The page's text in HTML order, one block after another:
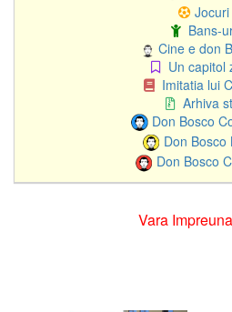
Jocuri
Bans-
Cine e don
Un capitol
Imitatia lui
Arhiva
Don Bosco
Don Bosco
Don Bosco
Vara